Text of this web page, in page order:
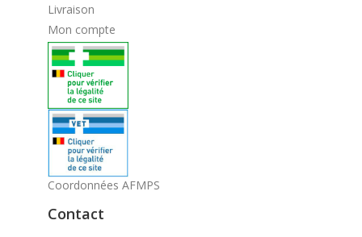
Livraison
Mon compte
Coordonnées AFMPS
Contact